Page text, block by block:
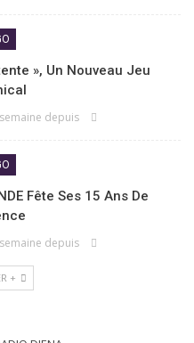
», Un Nouveau Jeu
depuis
Fête Ses 15 Ans De
depuis
+